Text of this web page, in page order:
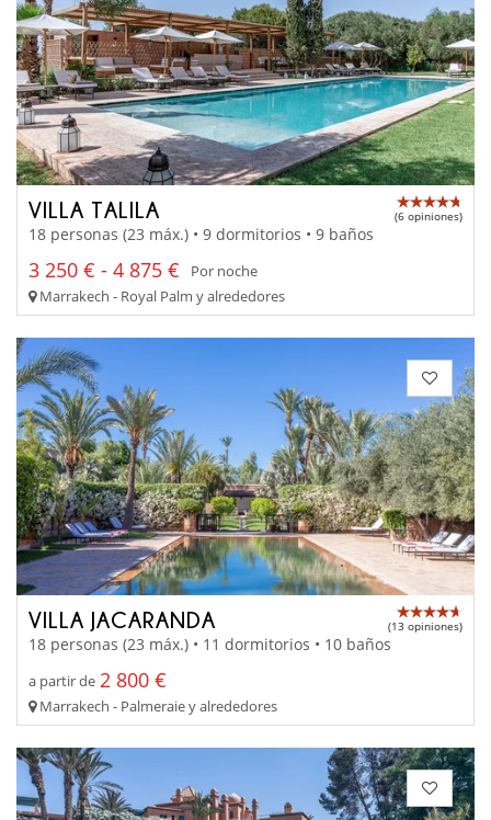
VILLA TALILA (6 opiniones)
18 personas (23 máx.) • 9 dormitorios • 9 baños
3 250 € - 4 875 €
Por noche
Marrakech - Royal Palm y alrededores
VILLA JACARANDA (13 opiniones)
18 personas (23 máx.) • 11 dormitorios • 10 baños
a partir de 2 800 €
Marrakech - Palmeraie y alrededores